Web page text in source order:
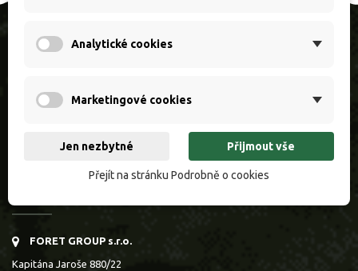
Kompletní rybářské vybavení pro váš úspěšný den na rybách. Široký
výběr značek, poradenství zkušených rybářů a rychlé doručení po
FORET GROUP s.r.o.
Kapitána Jaroše 880/22
Analytické cookies
Marketingové cookies
Jen nezbytné Přijmout vše
Přejít na stránku Podrobně o cookies